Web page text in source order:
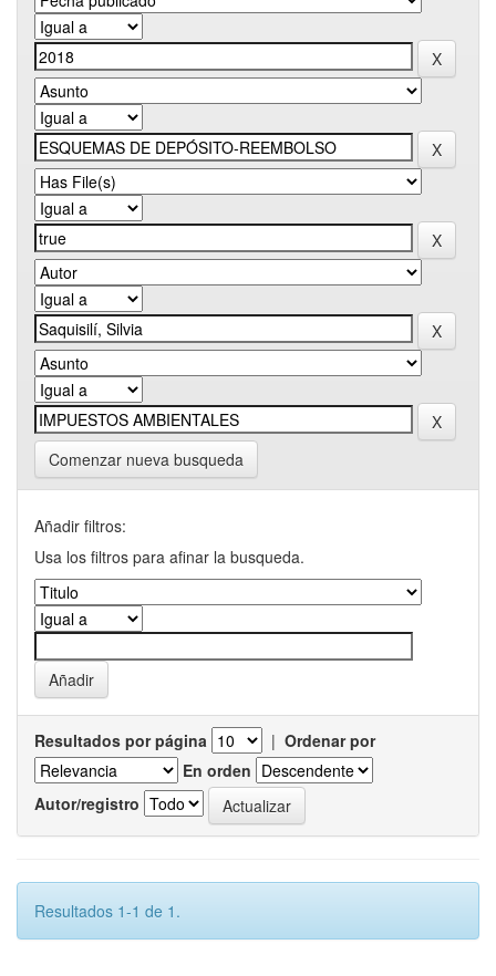
Comenzar nueva busqueda
Añadir filtros:
Usa los filtros para afinar la busqueda.
Resultados por página | Ordenar por
En orden
Autor/registro
Resultados 1-1 de 1.